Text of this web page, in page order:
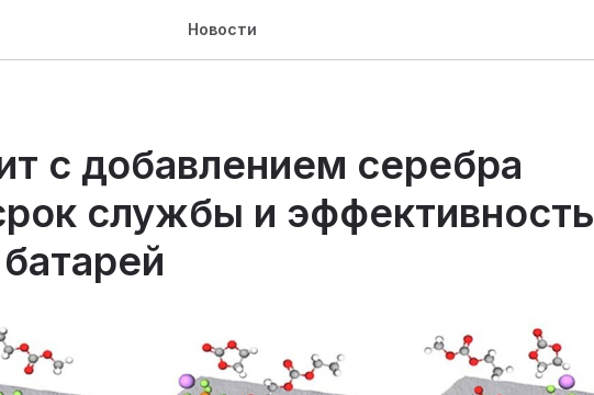
Новости
с добавлением серебра
службы и эффективность